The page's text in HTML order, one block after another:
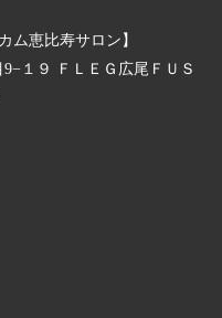
ム恵比寿サロン】
１９ ＦＬＥＧ広尾ＦＵＳ